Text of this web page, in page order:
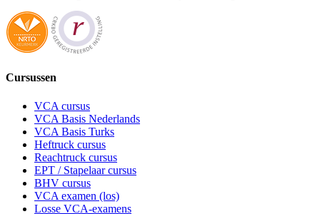
Cursussen
VCA cursus
VCA Basis Nederlands
VCA Basis Turks
Heftruck cursus
Reachtruck cursus
EPT / Stapelaar cursus
BHV cursus
VCA examen (los)
Losse VCA-examens